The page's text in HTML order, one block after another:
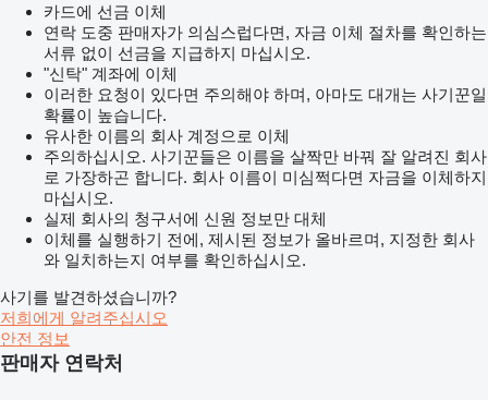
카드에 선금 이체
연락 도중 판매자가 의심스럽다면, 자금 이체 절차를 확인하는
서류 없이 선금을 지급하지 마십시오.
"신탁" 계좌에 이체
이러한 요청이 있다면 주의해야 하며, 아마도 대개는 사기꾼일
확률이 높습니다.
유사한 이름의 회사 계정으로 이체
주의하십시오. 사기꾼들은 이름을 살짝만 바꿔 잘 알려진 회사
로 가장하곤 합니다. 회사 이름이 미심쩍다면 자금을 이체하지
마십시오.
실제 회사의 청구서에 신원 정보만 대체
이체를 실행하기 전에, 제시된 정보가 올바르며, 지정한 회사
와 일치하는지 여부를 확인하십시오.
사기를 발견하셨습니까?
저희에게 알려주십시오
안전 정보
판매자 연락처